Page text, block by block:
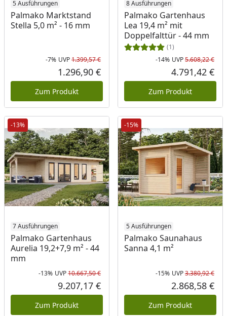
5 Ausführungen
Palmako Marktstand
Stella 5,0 m² - 16 mm
Rabatt in Prozent
-7%
Ursprünglicher Preis
UVP1.399,57 €
Aktueller Preis
1.296,90 €
Zum Produkt
8 Ausführungen
Palmako Gartenhaus
Lea 19,4 m² mit
Doppelfalttür - 44 mm
(1)
-14% UVP5.608,22 €
4.791,42 €
Zum Produkt
-13%
7 Ausführungen
Palmako Gartenhaus
Aurelia 19,2+7,9 m² - 44
mm
Rabatt in Prozent
-13%
Ursprünglicher Preis
UVP10.667,50 €
Aktueller Preis
9.207,17 €
Zum Produkt
-15%
5 Ausführungen
Palmako Saunahaus
Sanna 4,1 m²
-15% UVP3.380,92 €
2.868,58 €
Zum Produkt